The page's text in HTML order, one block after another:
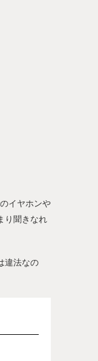
イヤホンや
り聞きなれ
違法なの